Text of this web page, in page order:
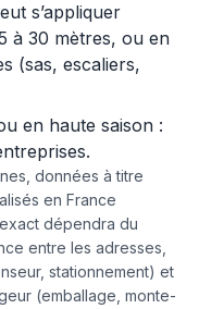
s’appliquer
à 30 mètres, ou en
(sas, escaliers,
en haute saison :
données à titre
en France
dépendra du
entre les adresses,
stationnement) et
(emballage, monte-